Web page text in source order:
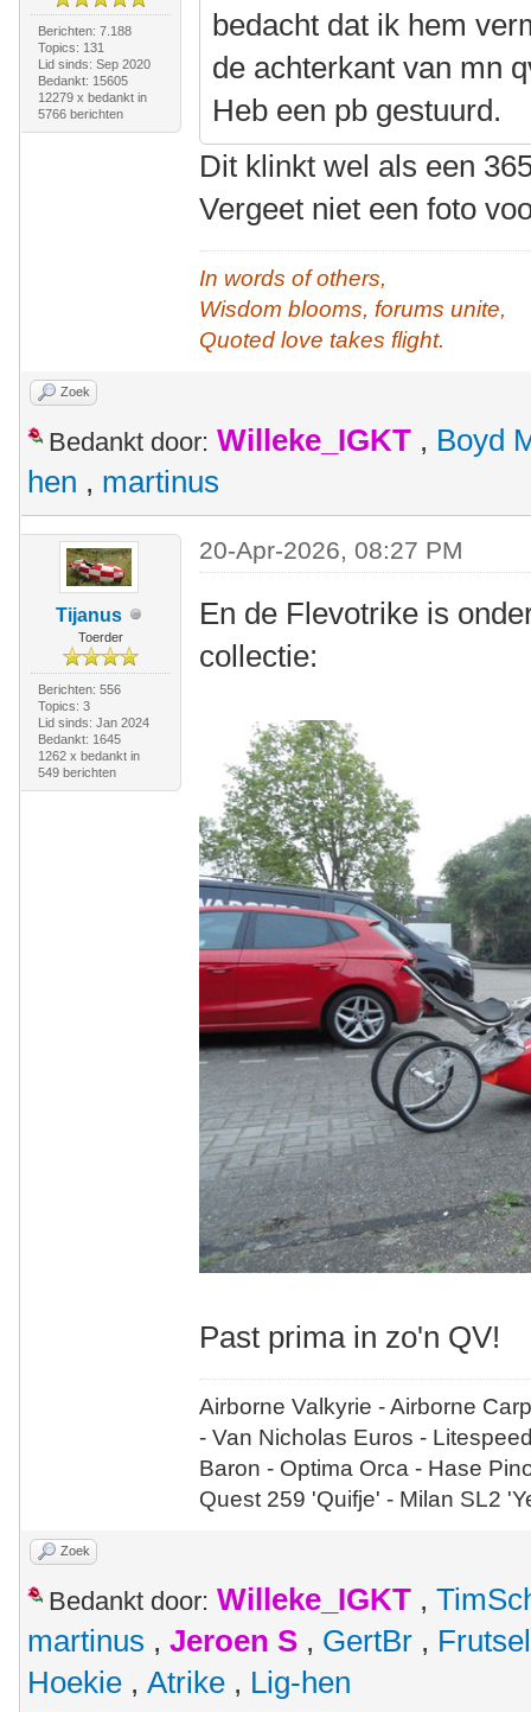
Berichten: 7.188
Topics: 131
Lid sinds: Sep 2020
Bedankt: 15605
12279 x bedankt in
5766 berichten
bedacht dat ik hem
de achterkant van mn
Heb een pb gestuurd.
Dit klinkt wel als een
Vergeet niet een foto
In words of others,
Wisdom blooms, forums unite,
Quoted love takes flight.
Zoek
Bedankt door: Willeke_IGKT , Boyd
hen , martinus
Tijanus
Toerder
Berichten: 556
Topics: 3
Lid sinds: Jan 2024
Bedankt: 1645
1262 x bedankt in
549 berichten
20-Apr-2026, 08:27 PM
En de Flevotrike is
collectie:
Past prima in zo'n QV!
Airborne Valkyrie - Airborne
- Van Nicholas Euros -
Baron - Optima Orca - Hase
Quest 259 'Quifje' - Milan SL2
Zoek
Bedankt door: Willeke_IGKT ,
martinus , Jeroen S , GertBr , Frutsel
Hoekie , Atrike , Lig-hen